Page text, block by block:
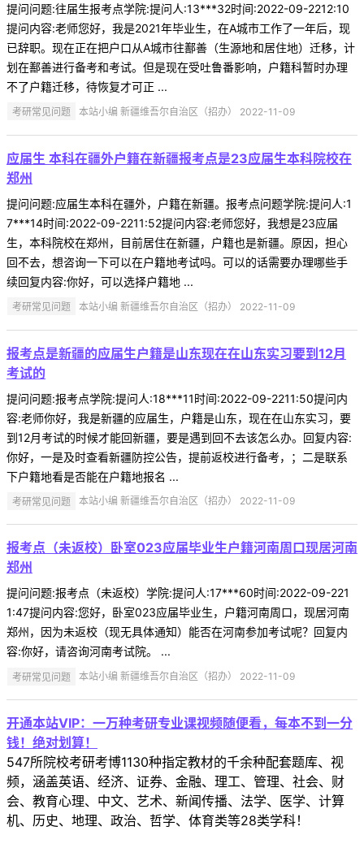
提问问题:往届生报考点学院:提问人:13***32时间:2022-09-2212:10
提问内容:老师您好，我是2021年毕业生，在A城市工作了一年后，现
已辞职。现在正在把户口从A城市往鄯善（生源地和居住地）迁移，计
划在鄯善进行备考和考试。但是现在受吐鲁番影响，户籍科暂时办理
不了户籍迁移，待恢复才可正 ...
考研常见问题 本站小编 新疆维吾尔自治区（招办） 2022-11-09
应届生 本科在疆外户籍在新疆报考点是23应届生本科院校在
郑州
提问问题:应届生本科在疆外，户籍在新疆。报考点问题学院:提问人:1
7***14时间:2022-09-2211:52提问内容:老师您好，我想是23应届
生，本科院校在郑州，目前居住在新疆，户籍也是新疆。原因，担心
回不去，想咨询一下可以在户籍地考试吗。可以的话需要办理哪些手
续回复内容:你好，可以选择户籍地 ...
考研常见问题 本站小编 新疆维吾尔自治区（招办） 2022-11-09
报考点是新疆的应届生户籍是山东现在在山东实习要到12月
考试的
提问问题:报考点学院:提问人:18***11时间:2022-09-2211:50提问内
容:老师你好，我是新疆的应届生，户籍是山东，现在在山东实习，要
到12月考试的时候才能回新疆，要是遇到回不去该怎么办。回复内容:
你好，一是及时查看新疆防控公告，提前返校进行备考，；二是联系
下户籍地看是否能在户籍地报名 ...
考研常见问题 本站小编 新疆维吾尔自治区（招办） 2022-11-09
报考点（未返校）卧室023应届毕业生户籍河南周口现居河南
郑州
提问问题:报考点（未返校）学院:提问人:17***60时间:2022-09-221
1:47提问内容:您好，卧室023应届毕业生，户籍河南周口，现居河南
郑州，因为未返校（现无具体通知）能否在河南参加考试呢？回复内
容:你好，请咨询河南考试院。 ...
考研常见问题 本站小编 新疆维吾尔自治区（招办） 2022-11-09
开通本站VIP：一万种考研专业课视频随便看，每本不到一分
钱！绝对划算！
547所院校考研考博1130种指定教材的千余种配套题库、视
频，涵盖英语、经济、证券、金融、理工、管理、社会、财
会、教育心理、中文、艺术、新闻传播、法学、医学、计算
机、历史、地理、政治、哲学、体育类等28类学科！